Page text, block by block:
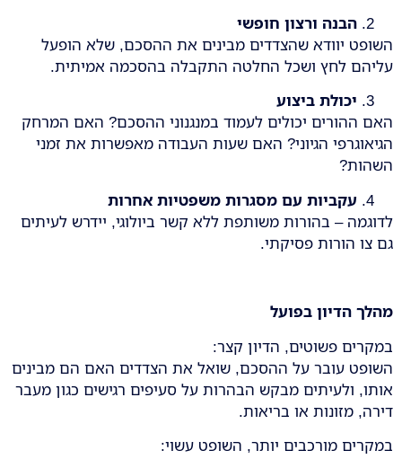
הבנה ורצון חופשי
השופט יוודא שהצדדים מבינים את ההסכם, שלא הופעל
עליהם לחץ ושכל החלטה התקבלה בהסכמה אמיתית.
יכולת ביצוע
האם ההורים יכולים לעמוד במנגנוני ההסכם? האם המרחק
הגיאוגרפי הגיוני? האם שעות העבודה מאפשרות את זמני
השהות?
עקביות עם מסגרות משפטיות אחרות
לדוגמה – בהורות משותפת ללא קשר ביולוגי, יידרש לעיתים
גם צו הורות פסיקתי.
מהלך הדיון בפועל
במקרים פשוטים, הדיון קצר:
השופט עובר על ההסכם, שואל את הצדדים האם הם מבינים
אותו, ולעיתים מבקש הבהרות על סעיפים רגישים כגון מעבר
דירה, מזונות או בריאות.
במקרים מורכבים יותר, השופט עשוי: